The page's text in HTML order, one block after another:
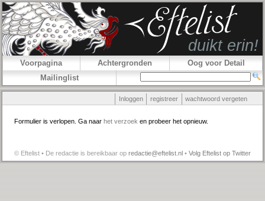
Voorpagina Achtergronden
Oog voor Detail
Mailinglist
Inloggen registreer wachtwoord vergeten
Formulier is verlopen. Ga naar het verzoek en probeer het opnieuw.
© Eftelist • De redactie is bereikbaar op redactie@eftelist.nl • Volg Eftelist op Twitter